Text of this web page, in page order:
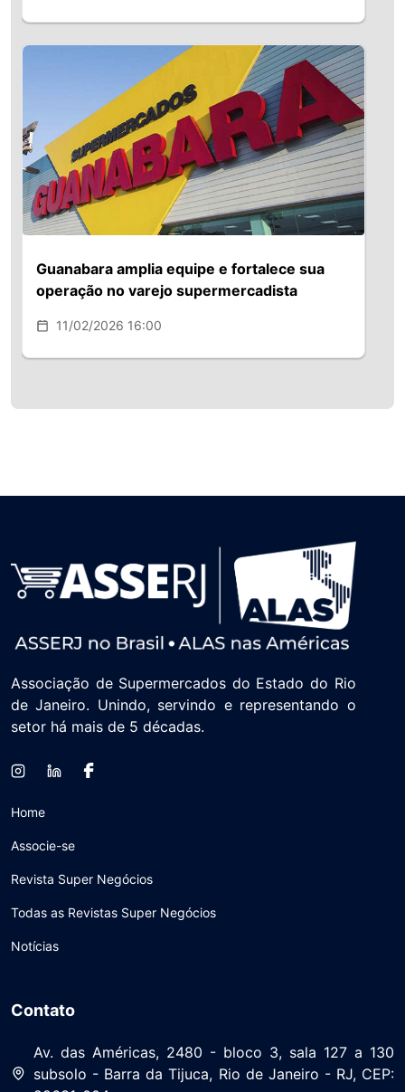
Guanabara amplia equipe e fortalece sua
operação no varejo supermercadista
11/02/2026 16:00
Associação de Supermercados do Estado do Rio
de Janeiro. Unindo, servindo e representando o
setor há mais de 5 décadas.
Home
Associe-se
Revista Super Negócios
Todas as Revistas Super Negócios
Notícias
Contato
Av. das Américas, 2480 - bloco 3, sala 127 a 130
subsolo - Barra da Tijuca, Rio de Janeiro - RJ, CEP: